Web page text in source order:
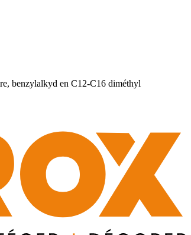
benzylalkyd en C12-C16 diméthyl